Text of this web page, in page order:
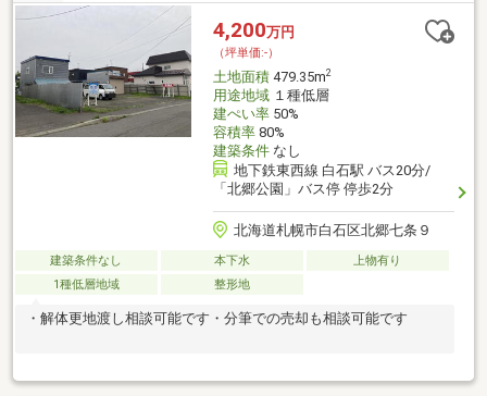
少ない希少な立地。●この機会をぜひお見逃しなくご検討くださ
4,200万円
（坪単価:-）
土地面積479.35m2
用途地域１種低層
建ぺい率50%
容積率80%
建築条件なし
地下鉄東西線 白石駅 バス20分/
「北郷公園」バス停 停歩2分
北海道札幌市白石区北郷七条９
建築条件なし 本下水
上物有り
1種低層地域
整形地
・解体更地渡し相談可能です・分筆での売却も相談可能です